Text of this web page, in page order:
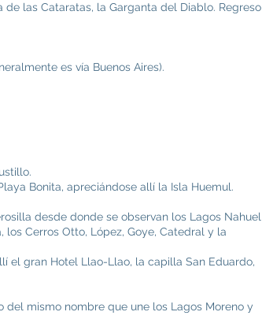
las Cataratas, la Garganta del Diablo. Regreso
es vía Buenos Aires).
Bonita, apreciándose allí la Isla Huemul.
desde donde se observan los Lagos Nahuel
los Cerros Otto, López, Goye, Catedral y la
el gran Hotel Llao-Llao, la capilla San Eduardo,
mismo nombre que une los Lagos Moreno y